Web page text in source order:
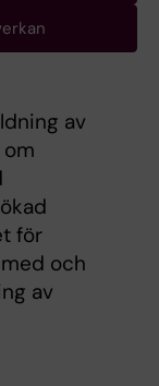
av
för
och
av